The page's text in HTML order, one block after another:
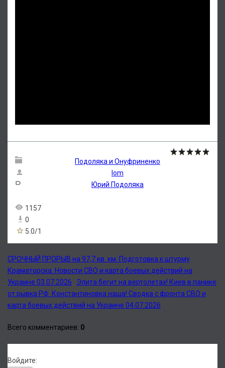
Подоляка и Онуфриненко
lom
Юрий Подоляка
1157
0
5.0/1
СРОЧНЫЙ ПРОРЫВ на 97,7 кв. км. Подготовка к штурму
Краматорска. Новости СВО и карта боевых действий на
Украине 03.07.2026
Элита бегит на вертолетах! Киев в панике
от рывка РФ. Константиновка наша! Сводка с фронта СВО и
карта боевых действий на Украине 04.07.2026
Всего комментариев: 0
Войдите: